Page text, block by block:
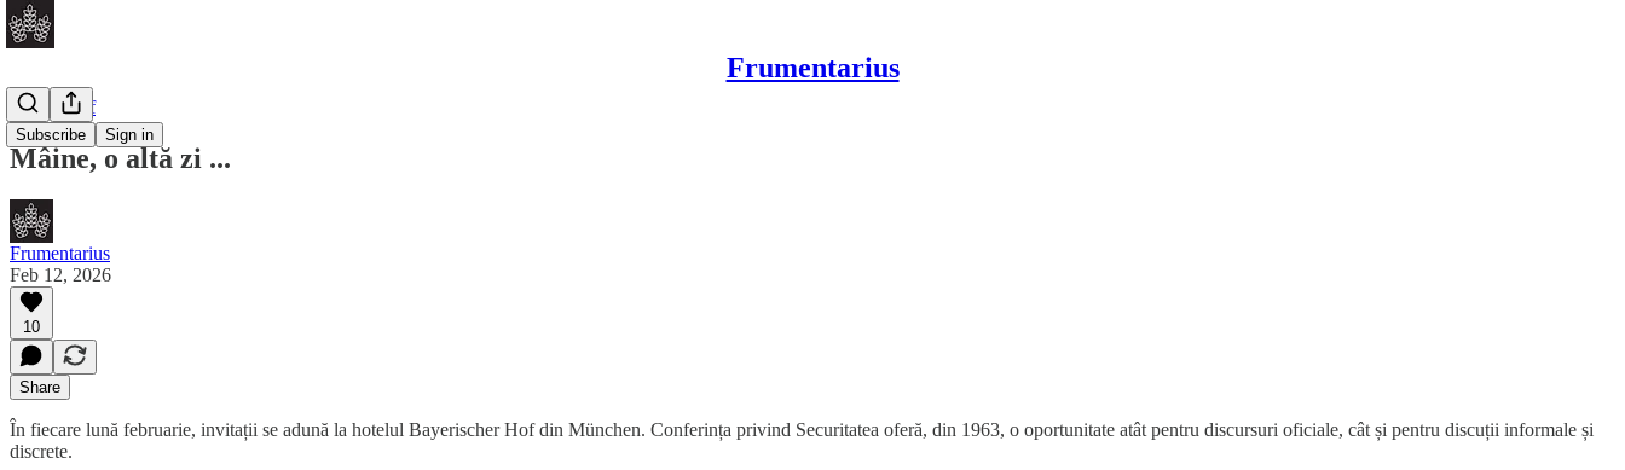
Frumentarius
Subscribe Sign in
Daily Brief
Mâine, o altă zi ...
Frumentarius
Feb 12, 2026
10
Share
În fiecare lună februarie, invitații se adună la hotelul Bayerischer Hof din München. Conferința privind Securitatea oferă, din 1963, o oportunitate atât pentru discursuri oficiale, cât și pentru discuții informale și
discrete.